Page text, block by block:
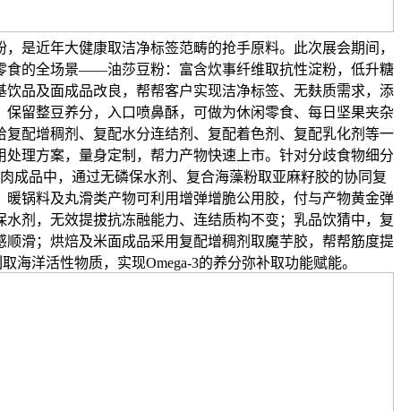
是近年大健康取洁净标签范畴的抢手原料。此次展会期间，
食的全场景——油莎豆粉：富含炊事纤维取抗性淀粉，低升糖
品及面成品改良，帮帮客户实现洁净标签、无麸质需求，添
留整豆养分，入口喷鼻酥，可做为休闲零食、每日坚果夹杂
配增稠剂、复配水分连结剂、复配着色剂、复配乳化剂等一
理方案，量身定制，帮力产物快速上市。针对分歧食物细分
成品中，通过无磷保水剂、复合海藻粉取亚麻籽胶的协同复
锅料及丸滑类产物可利用增弹增脆公用胶，付与产物黄金弹
剂，无效提拔抗冻融能力、连结质构不变；乳品饮猜中，复
滑；烘焙及米面成品采用复配增稠剂取魔芋胶，帮帮筋度提
海洋活性物质，实现Omega-3的养分弥补取功能赋能。